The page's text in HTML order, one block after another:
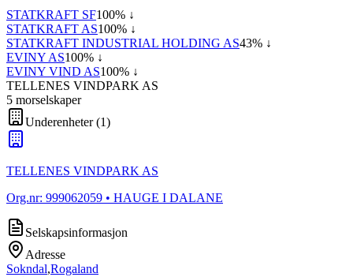
STATKRAFT SF100% ↓
STATKRAFT AS100% ↓
STATKRAFT INDUSTRIAL HOLDING AS43% ↓
EVINY AS100% ↓
EVINY VIND AS100% ↓
TELLENES VINDPARK AS
5 morselskaper
Underenheter(1)
TELLENES VINDPARK AS
Org.nr: 999062059 • HAUGE I DALANE
Selskapsinformasjon
Adresse
Sokndal,Rogaland